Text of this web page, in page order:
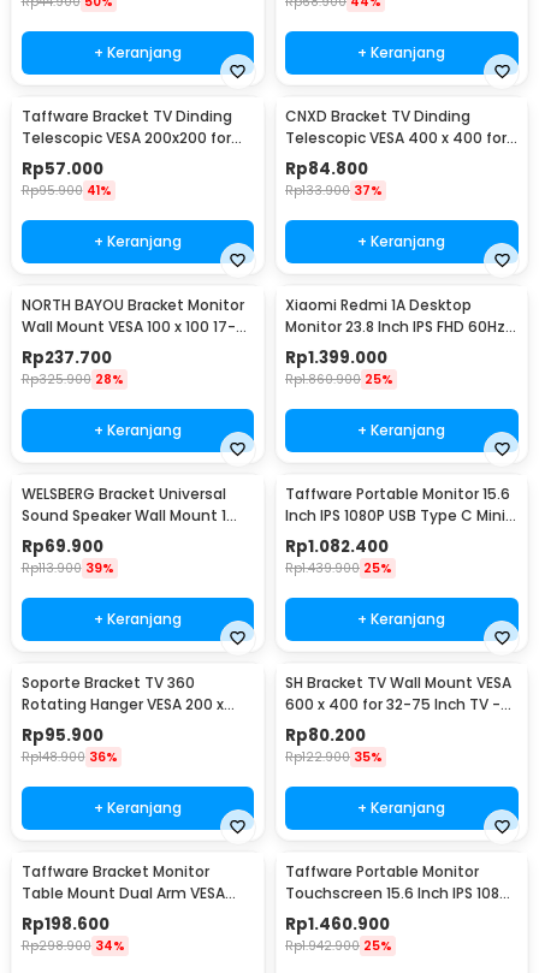
+ Keranjang + Keranjang
Taffware Bracket TV Dinding
Telescopic VESA 200x200 for
32-55 Inch TV - X-400
Rp57.000
Rp95.900 41%
+ Keranjang
CNXD Bracket TV Dinding
Telescopic VESA 400 x 400 for
26-55 Inch TV - CN814
Rp84.800
Rp133.900 37%
+ Keranjang
NORTH BAYOU Bracket Monitor
Wall Mount VESA 100 x 100 17-27
Inch TV - F120
Rp237.700
Rp325.900 28%
+ Keranjang
Xiaomi Redmi 1A Desktop
Monitor 23.8 Inch IPS FHD 60Hz
Ultra-thin HDMI - RMMNT238NF
Rp1.399.000
Rp1.860.900 25%
+ Keranjang
WELSBERG Bracket Universal
Sound Speaker Wall Mount 1
Pair - SW-03B
Rp69.900
Rp113.900 39%
+ Keranjang
Taffware Portable Monitor 15.6
Inch IPS 1080P USB Type C Mini
HDMI - LG156
Rp1.082.400
Rp1.439.900 25%
+ Keranjang
Soporte Bracket TV 360
Rotating Hanger VESA 200 x
200 14-42 Inch TV - JT-01
Rp95.900
Rp148.900 36%
+ Keranjang
SH Bracket TV Wall Mount VESA
600 x 400 for 32-75 Inch TV -
SH-65T
Rp80.200
Rp122.900 35%
+ Keranjang
Taffware Bracket Monitor
Table Mount Dual Arm VESA
100x100 13-27 Inch - KMT-2
Rp198.600
Rp298.900 34%
Taffware Portable Monitor
Touchscreen 15.6 Inch IPS 1080P
60Hz Type C - 1560MTS
Rp1.460.900
Rp1.942.900 25%